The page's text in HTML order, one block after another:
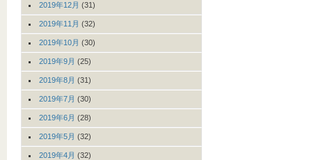
2019年12月 (31)
2019年11月 (32)
2019年10月 (30)
2019年9月 (25)
2019年8月 (31)
2019年7月 (30)
2019年6月 (28)
2019年5月 (32)
2019年4月 (32)